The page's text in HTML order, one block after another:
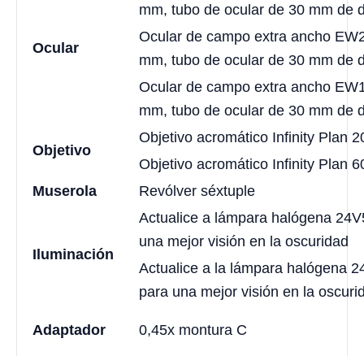
Ocular
mm, tubo de ocular de 30 mm de
Ocular de campo extra ancho
mm, tubo de ocular de 30 mm de
Ocular de campo extra ancho
mm, tubo de ocular de 30 mm de
Objetivo
Objetivo acromático Infinity Plan
Objetivo acromático Infinity Plan
Muserola
Revólver séxtuple
Iluminación
Actualice a lámpara halógena
una mejor visión en la oscuridad
Actualice a la lámpara halógena
para una mejor visión en la
Adaptador 0,45x montura C